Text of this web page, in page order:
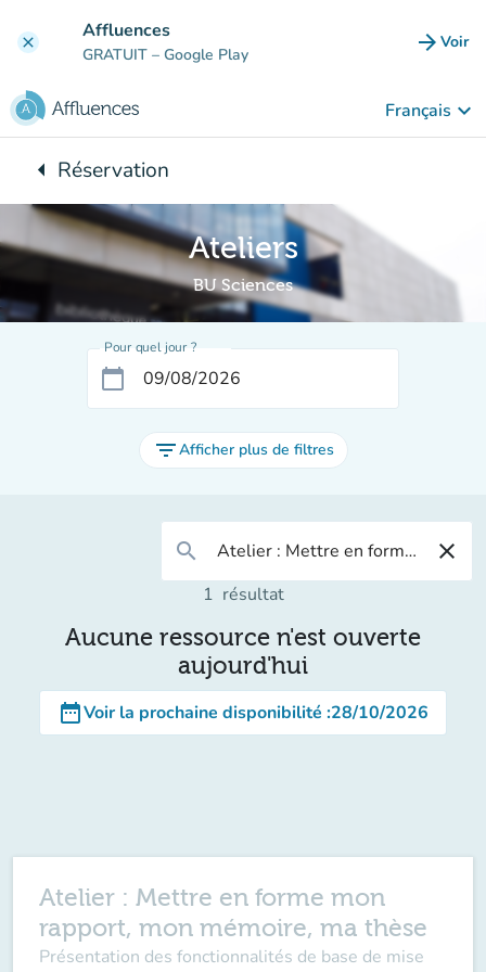
clear Affluences
GRATUIT – Google Play arrow_forward Voir
Français keyboard_arrow_down
arrow_leftRetour à :
Réservation
Ateliers
BU Sciences
Pour quel jour ?
calendar_today
filter_listAfficher plus de filtres
search close
1 résultat
Aucune ressource n'est ouverte
aujourd'hui
date_rangeVoir la prochaine disponibilité :28/10/2026
Atelier : Mettre en forme mon
rapport, mon mémoire, ma thèse
Présentation des fonctionnalités de base de mise